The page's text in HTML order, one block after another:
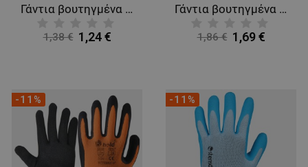
Γάντια βουτηγμένα σε αφρό νιτριλίου EGEBANT SANFOAM
1,38 € 1,24 €
Γάντια βουτηγμένα σε καουτσούκ LOOT
1,86 € 1,69 €
-11% -11%